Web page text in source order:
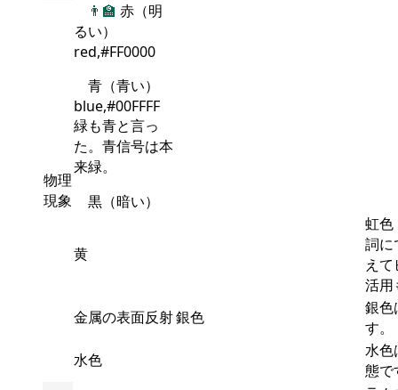
物理
現象
👨‍🏫 赤（明
るい）
red,#FF0000
青（青い）
blue,#00FFFF
緑も青と言っ
た。青信号は本
来緑。
黒（暗い）
黄
虹色
詞に
え
活用
金属の表面反射銀色
銀色
す。
水色
水色
態で